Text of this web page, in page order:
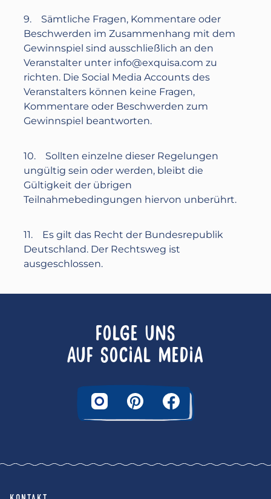
9. Sämtliche Fragen, Kommentare oder
Beschwerden im Zusammenhang mit dem
Gewinnspiel sind ausschließlich an den
Veranstalter unter info@exquisa.com zu
richten. Die Social Media Accounts des
Veranstalters können keine Fragen,
Kommentare oder Beschwerden zum
Gewinnspiel beantworten.
10. Sollten einzelne dieser Regelungen
ungültig sein oder werden, bleibt die
Gültigkeit der übrigen
Teilnahmebedingungen hiervon unberührt.
11. Es gilt das Recht der Bundesrepublik
Deutschland. Der Rechtsweg ist
ausgeschlossen.
FOLGE UNS
AUF SOCIAL MEDIA